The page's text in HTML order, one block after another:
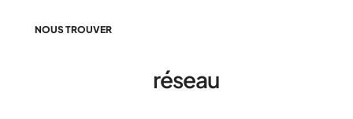
NOUS TROUVER
réseau